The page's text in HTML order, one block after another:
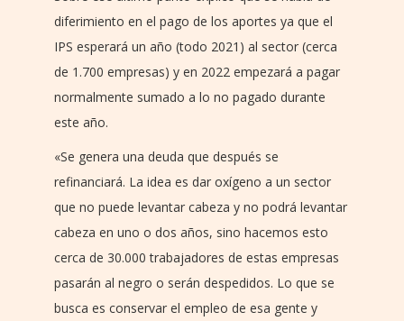
diferimiento en el pago de los aportes ya que el
IPS esperará un año (todo 2021) al sector (cerca
de 1.700 empresas) y en 2022 empezará a pagar
normalmente sumado a lo no pagado durante
este año.
«Se genera una deuda que después se
refinanciará. La idea es dar oxígeno a un sector
que no puede levantar cabeza y no podrá levantar
cabeza en uno o dos años, sino hacemos esto
cerca de 30.000 trabajadores de estas empresas
pasarán al negro o serán despedidos. Lo que se
busca es conservar el empleo de esa gente y